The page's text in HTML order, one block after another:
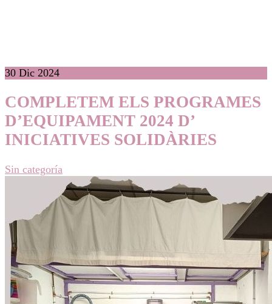
30 Dic 2024
COMPLETEM ELS PROGRAMES
D’EQUIPAMENT 2024 D’
INICIATIVES SOLIDÀRIES
Sin categoría